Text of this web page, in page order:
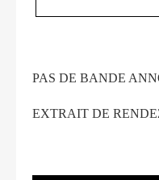
PAS DE BANDE
EXTRAIT DE